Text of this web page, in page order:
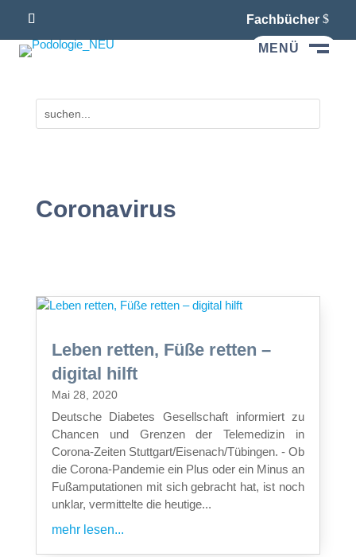
Fachbücher
MENÜ
Coronavirus
Leben retten, Füße retten –
digital hilft
Mai 28, 2020
Deutsche Diabetes Gesellschaft informiert zu
Chancen und Grenzen der Telemedizin in
Corona-Zeiten Stuttgart/Eisenach/Tübingen. - Ob
die Corona-Pandemie ein Plus oder ein Minus an
Fußamputationen mit sich gebracht hat, ist noch
unklar, vermittelte die heutige...
mehr lesen...